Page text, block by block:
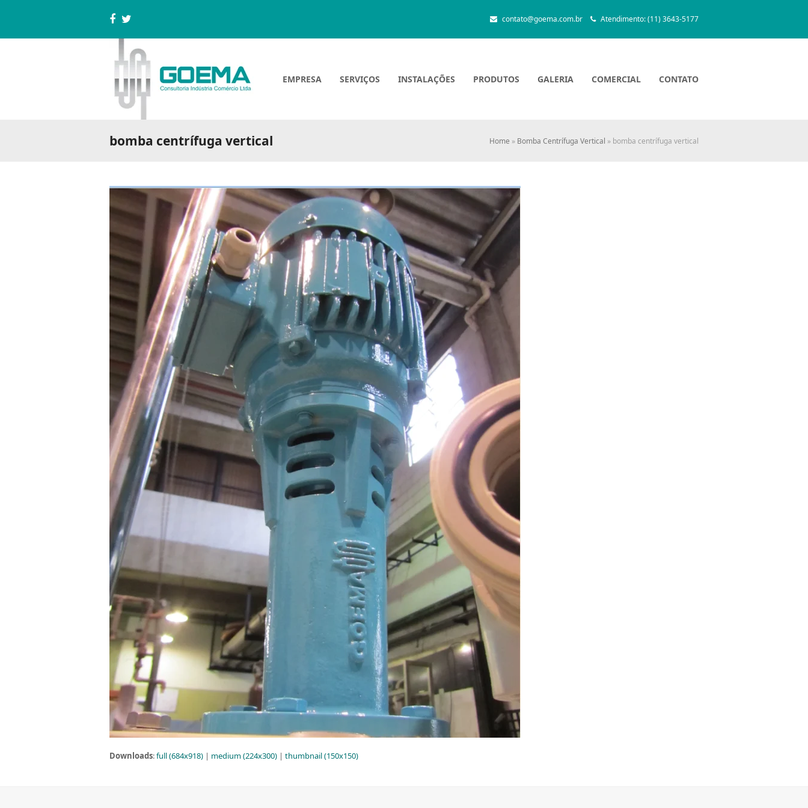
Facebook
Twitter contato@goema.com.br Atendimento: (11) 3643-5177
EMPRESA SERVIÇOS INSTALAÇÕES PRODUTOS GALERIA COMERCIAL CONTATO
bomba centrífuga vertical Home » Bomba Centrífuga Vertical » bomba centrífuga vertical
Downloads:full (684x918) | medium (224x300) | thumbnail (150x150)